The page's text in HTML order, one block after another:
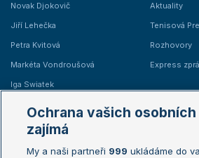
Novak Djokovič
Jiří Lehečka
Petra Kvitová
Markéta Vondroušová
Iga Swiatek
Aktuality
Tenisová
Rozhovory
Express
Žebříčky
Žebříček ATP (muži)
Australian
Ochrana vašich osobních
zajímá
My a naši partneři 999 ukládáme do